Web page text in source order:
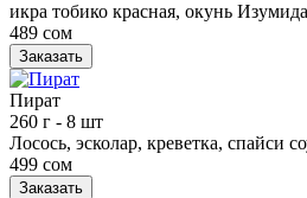
икра тобико красная, окунь
489 сом
Заказать
Пират
260 г - 8 шт
Лосось, эсколар, креветка, спайси
499 сом
Заказать